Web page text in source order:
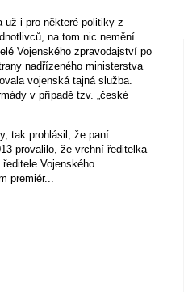
už i pro některé politiky z
na tom nic nemění.
Vojenského zpravodajství po
nadřízeného ministerstva
vojenská tajná služba.
v případě tzv. „české
tak prohlásil, že paní
provalilo, že vrchní ředitelka
Vojenského
premiér...